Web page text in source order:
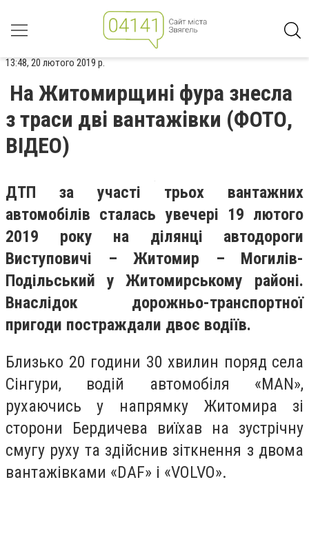
13:48, 20 лютого 2019 р.
На Житомирщині фура знесла
з траси дві вантажівки (ФОТО,
ВІДЕО)
ДТП за участі трьох вантажних
автомобілів сталась увечері 19 лютого
2019 року на ділянці автодороги
Виступовичі – Житомир – Могилів-
Подільський у Житомирському районі.
Внаслідок дорожньо-транспортної
пригоди постраждали двоє водіїв.
Близько 20 години 30 хвилин поряд села
Сінгури, водій автомобіля «MAN»,
рухаючись у напрямку Житомира зі
сторони Бердичева виїхав на зустрічну
смугу руху та здійснив зіткнення з двома
вантажівками «DAF» і «VOLVO».